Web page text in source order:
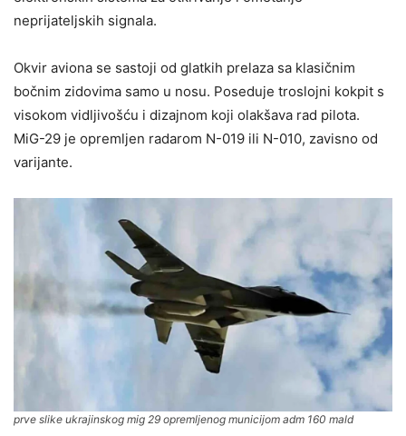
neprijateljskih signala.
Okvir aviona se sastoji od glatkih prelaza sa klasičnim
bočnim zidovima samo u nosu. Poseduje troslojni kokpit s
visokom vidljivošću i dizajnom koji olakšava rad pilota.
MiG-29 je opremljen radarom N-019 ili N-010, zavisno od
varijante.
prve slike ukrajinskog mig 29 opremljenog municijom adm 160 mald